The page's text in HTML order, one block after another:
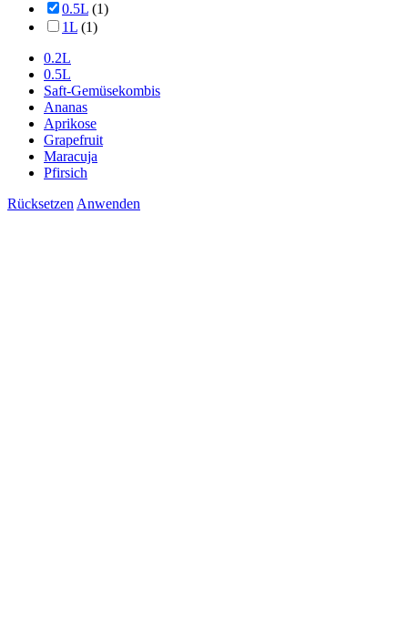
0.5L (1)
1L (1)
0.2L
0.5L
Saft-Gemüsekombis
Ananas
Aprikose
Grapefruit
Maracuja
Pfirsich
Rücksetzen Anwenden